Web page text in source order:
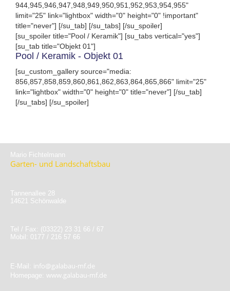
944,945,946,947,948,949,950,951,952,953,954,955"
limit="25" link="lightbox" width="0" height="0" !important"
title="never"] [/su_tab] [/su_tabs] [/su_spoiler]
[su_spoiler title="Pool / Keramik"] [su_tabs vertical="yes"]
[su_tab title="Objekt 01"]
Pool / Keramik - Objekt 01
[su_custom_gallery source="media:
856,857,858,859,860,861,862,863,864,865,866" limit="25"
link="lightbox" width="0" height="0" title="never"] [/su_tab]
[/su_tabs] [/su_spoiler]
Mario Fichtelmann
Garten- und Landschaftsbau
Tannenallee 28
14621 Schönwalde
Tel / Fax: (03322) 23 31 66 / 67
Mobil: 0177 / 216 57 66
E-Mail: info@galabau-mf.de
Homepage: www.galabau-mf.de